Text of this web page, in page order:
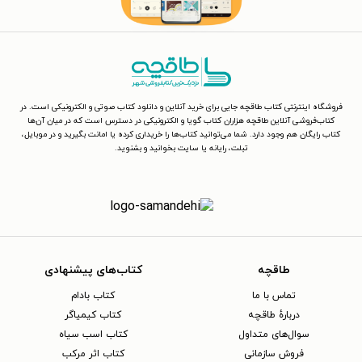
فروشگاه اینترنتی کتاب طاقچه جایی برای خرید آنلاین و دانلود کتاب صوتی و الکترونیکی است. در
کتاب‌فروشی آنلاین طاقچه هزاران کتاب گویا و الکترونیکی در دسترس است که در میان آن‌ها
کتاب رایگان هم وجود دارد. شما می‌توانید کتاب‌ها را خریداری کرده یا امانت بگیرید و در موبایل،
تبلت، رایانه یا سایت بخوانید و بشنوید.
طاقچه
تماس با ما
دربارهٔ طاقچه
سوال‌های متداول
فروش سازمانی
کتاب‌های پیشنهادی
کتاب بادام
کتاب کیمیاگر
کتاب اسب سیاه
کتاب اثر مرکب